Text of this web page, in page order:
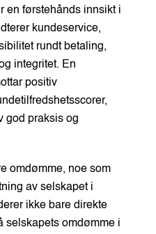
en førstehånds innsikt i
kundeservice,
rundt betaling,
integritet. En
positiv
god praksis og
omdømme, noe som
av selskapet i
ikke bare direkte
selskapets omdømme i